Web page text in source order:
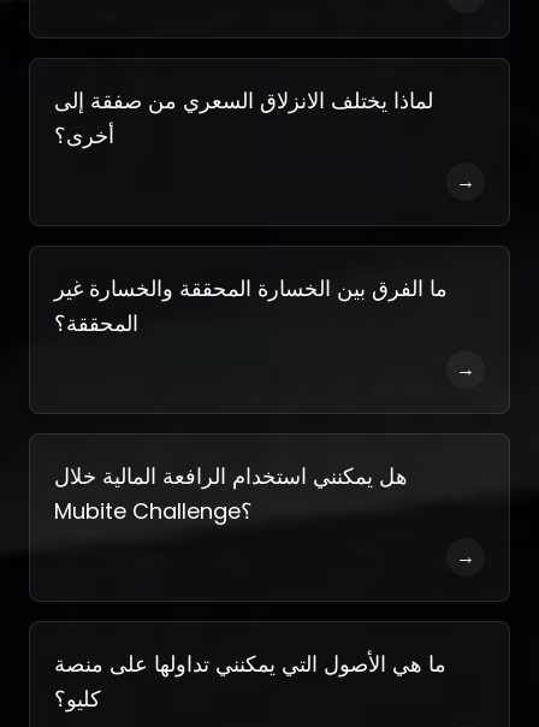
لماذا يختلف الانزلاق السعري من صفقة إلى
أخرى؟
→
ما الفرق بين الخسارة المحققة والخسارة غير
المحققة؟
→
هل يمكنني استخدام الرافعة المالية خلال
Mubite Challenge؟
→
ما هي الأصول التي يمكنني تداولها على منصة
كليو؟